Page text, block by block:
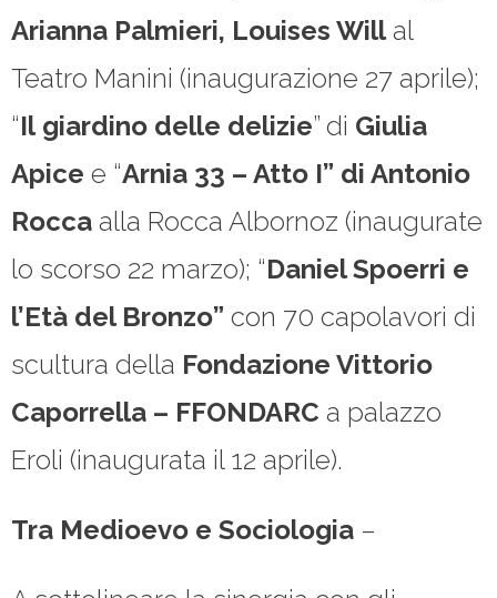
Arianna Palmieri, Louises Willal
Teatro Manini (inaugurazione 27 aprile);
“Il giardino delle delizie” di Giulia
Apice e “Arnia 33 – Atto I” di Antonio
Rocca alla Rocca Albornoz (inaugurate
lo scorso 22 marzo); “Daniel Spoerri e
l’Età del Bronzo” con 70 capolavori di
scultura della Fondazione Vittorio
Caporrella – FFONDARC a palazzo
Eroli (inaugurata il 12 aprile).
Tra Medioevo e Sociologia –